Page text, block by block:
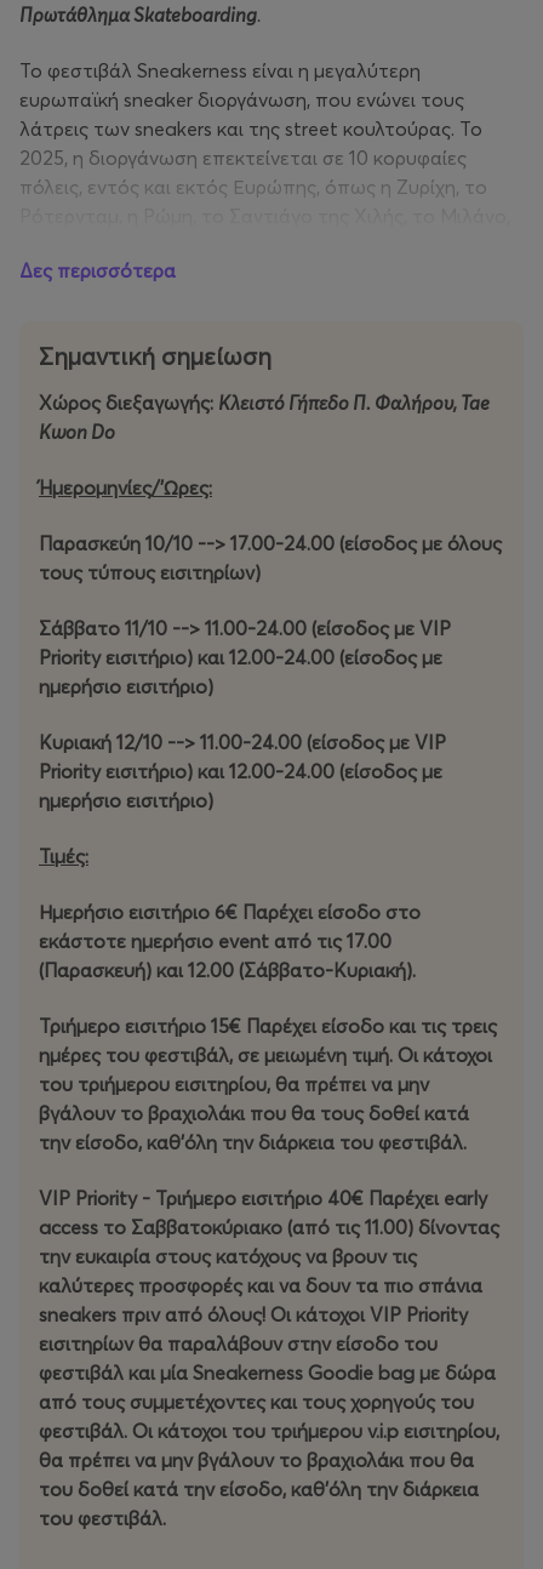
Πρωτάθλημα Skateboarding.
Το φεστιβάλ Sneakerness είναι η μεγαλύτερη
ευρωπαϊκή sneaker διοργάνωση, που ενώνει τους
λάτρεις των sneakers και της street κουλτούρας. Το
2025, η διοργάνωση επεκτείνεται σε 10 κορυφαίες
πόλεις, εντός και εκτός Ευρώπης, όπως η Ζυρίχη, το
και φυσικά η Αθήνα, που θα το φιλοξενήσει για δεύτερη
Το Sneakerness δεν είναι απλώς μια εκδήλωση – είναι
ένα παγκόσμιο κίνημα που φέρνει κοντά τους
sneakerheads, δηλαδή τους φανατικούς συλλέκτες και
λάτρεις των αθλητικών παπουτσιών. Με ιστορία πάνω
από μια δεκαετία, έχει καθιερωθεί ως το απόλυτο
σημείο αναφοράς για τα sneakers και την κουλτούρα
τους. Από σπάνιες συλλεκτικές εκδόσεις μέχρι τις πιο
πρόσφατες κυκλοφορίες, αυτό το event είναι εκεί όπου
το πάθος συναντά το στυλ και τη μόδα,
αναδεικνύοντας το παγκόσμιο φαινόμενο του sneaker
culture σε όλες του τις μορφές.
Η κουλτούρα του Sneakerness Athens
Από τις 10 έως τις 12 Οκτωβρίου στο Κλειστό Γήπεδο
international και local brands από όλη την Ευρώπη,
sneakers. Οι επισκέπτες θα έχουν την ευκαιρία να
συναντηθούν, να θαυμάσουν, αλλά και να αγοράσουν
προϊόντα limited edition σε ένα περιβάλλον street 360°
Το Sneakerness Athens δεν είναι απλώς ένα event –
είναι μια διεθνής πλατφόρμα που γιορτάζει κάθε πτυχή
της street culture. Η εκδήλωση θα φιλοξενήσει
καλλιτεχνικές δράσεις, αποκλειστικές κυκλοφορίες και
panel discussions, DJ sets και live συναυλίες. Στο χώρο
θα υπάρχουν Street Food & Cocktail court, Gaming &
Arcade stations, Tattoo & Graffiti corner, Barber corner
αλλά και τα κορυφαία Streetwear Brands και Merch. Για
τους λάτρεις των σπορ, το μπάσκετ θα έχει
πρωταγωνιστικό ρόλο ενώ παράλληλα δεν θα λείπουν
και τα skate challenges.
Δες περισσότερα
Σημαντική σημείωση
Χώρος διεξαγωγής: Κλειστό Γήπεδο Π. Φαλήρου, Tae
Kwon Do
Ήμερομηνίες/'Ωρες:
Παρασκεύη 10/10 --> 17.00-24.00 (είσοδος με όλους
τους τύπους εισιτηρίων)
Σάββατο 11/10 --> 11.00-24.00 (είσοδος με VIP
Priority εισιτήριο) και 12.00-24.00 (είσοδος με
ημερήσιο εισιτήριο)
Κυριακή 12/10 --> 11.00-24.00 (είσοδος με VIP
Priority εισιτήριο) και 12.00-24.00 (είσοδος με
ημερήσιο εισιτήριο)
Τιμές:
Ημερήσιο εισιτήριο 6€ Παρέχει είσοδο στο
εκάστοτε ημερήσιο event από τις 17.00
(Παρασκευή) και 12.00 (Σάββατο-Κυριακή).
Τριήμερο εισιτήριο 15€ Παρέχει είσοδο και τις τρεις
ημέρες του φεστιβάλ, σε μειωμένη τιμή. Οι κάτοχοι
του τριήμερου εισιτηρίου, θα πρέπει να μην
βγάλουν το βραχιολάκι που θα τους δοθεί κατά
την είσοδο, καθ'όλη την διάρκεια του φεστιβάλ.
VIP Priority - Τριήμερο εισιτήριο 40€ Παρέχει early
access το Σαββατοκύριακο (από τις 11.00) δίνοντας
την ευκαιρία στους κατόχους να βρουν τις
καλύτερες προσφορές και να δουν τα πιο σπάνια
sneakers πριν από όλους! Οι κάτοχοι VIP Priority
εισιτηρίων θα παραλάβουν στην είσοδο του
φεστιβάλ και μία Sneakerness Goodie bag με δώρα
από τους συμμετέχοντες και τους χορηγούς του
φεστιβάλ. Οι κάτοχοι του τριήμερου v.i.p εισιτηρίου,
θα πρέπει να μην βγάλουν το βραχιολάκι που θα
του δοθεί κατά την είσοδο, καθ'όλη την διάρκεια
του φεστιβάλ.